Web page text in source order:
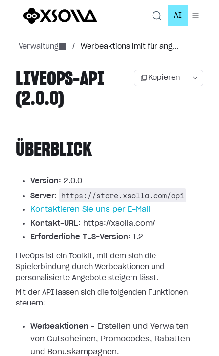
AI
Verwaltung / Werbeaktionslimit für ang...
LIVEOPS-API
(2.0.0)
Kopieren
ÜBERBLICK
Version: 2.0.0
Server: https://store.xsolla.com/api
Kontaktieren Sie uns per E-Mail
Kontakt-URL: https://xsolla.com/
Erforderliche TLS-Version: 1.2
LiveOps ist ein Toolkit, mit dem sich die
Spielerbindung durch Werbeaktionen und
personalisierte Angebote steigern lässt.
Mit der API lassen sich die folgenden Funktionen
steuern:
Werbeaktionen – Erstellen und Verwalten
von Gutscheinen, Promocodes, Rabatten
und Bonuskampagnen.